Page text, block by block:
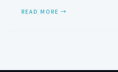
READ MORE →